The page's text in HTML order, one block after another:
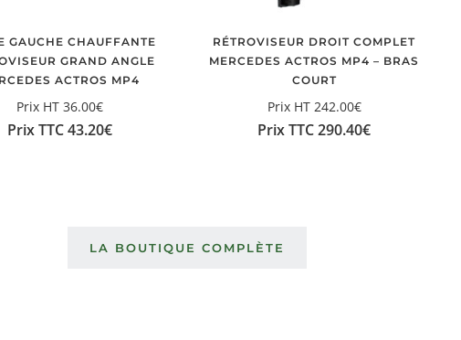
GAUCHE CHAUFFANTE
GRAND ANGLE
ACTROS MP4
Prix HT 36.00€
Prix TTC43.20€
RÉTROVISEUR DROIT COMPLET
MERCEDES ACTROS MP4 – BRAS
COURT
Prix HT 242.00€
Prix TTC290.40€
LA BOUTIQUE COMPLÈTE